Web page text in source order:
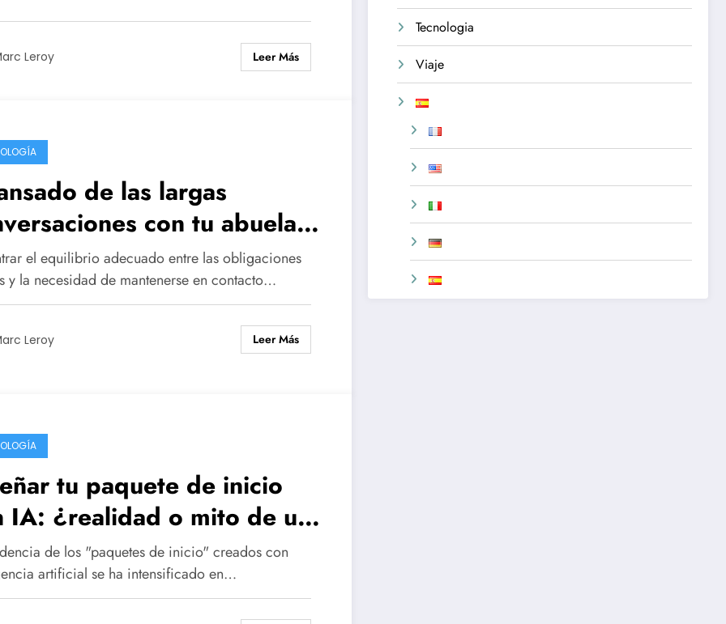
Leroy Leer Más
de las largas
con tu abuela?
la IA que la llama a
el equilibrio adecuado entre las obligaciones
y la necesidad de mantenerse en contacto…
Leroy Leer Más
tu paquete de inicio
IA: ¿realidad o mito de un
energético?
de los "paquetes de inicio" creados con
artificial se ha intensificado en…
Tecnologia
Viaje